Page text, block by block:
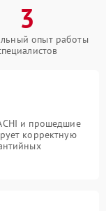
3
опыт работы
и прошедшие
корректную